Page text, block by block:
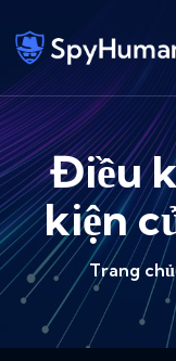
Điều
kiện
Trang chủ